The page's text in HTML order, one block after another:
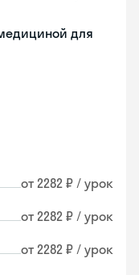
для
от 2282 ₽ / урок
от 2282 ₽ / урок
от 2282 ₽ / урок